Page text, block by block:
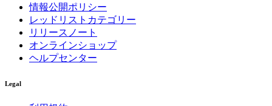
情報公開ポリシー
レッドリストカテゴリー
リリースノート
オンラインショップ
ヘルプセンター
Legal